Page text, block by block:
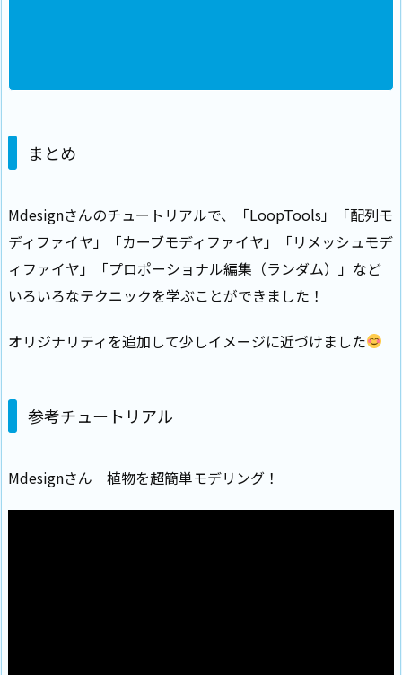
まとめ
Mdesignさんのチュートリアルで、「LoopTools」「配列モ
ディファイヤ」「カーブモディファイヤ」「リメッシュモデ
ィファイヤ」「プロポーショナル編集（ランダム）」など
いろいろなテクニックを学ぶことができました！
オリジナリティを追加して少しイメージに近づけました
参考チュートリアル
Mdesignさん 植物を超簡単モデリング！